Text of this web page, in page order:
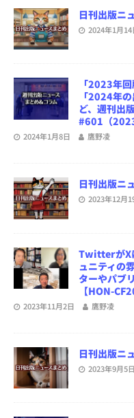
日刊出版ニ
2024年1月14
「2023年
「2024年
ど、週刊出
#601（
2024年1月8日 鷹野凌
日刊出版ニ
2023年12月
TwitterがX
ュニティの
ターやパブ
【HON-
2023年11月2日 鷹野凌
日刊出版ニ
2023年9月5日